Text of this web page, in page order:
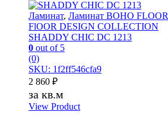
Ламинат, Ламинат BOHO FLOOR
FlOOR DESIGN COLLECTION
SHADDY CHIC DC 1213
0 out of 5
(0)
SKU: 1f2ff546cfa9
2 860 ₽
за кв.м
View Product